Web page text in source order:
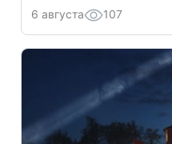
6 августа 107